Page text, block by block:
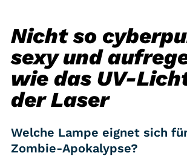
Nicht so
sexy und
wie das UV-
der Laser
Welche Lampe eignet sich
Zombie-Apokalypse?